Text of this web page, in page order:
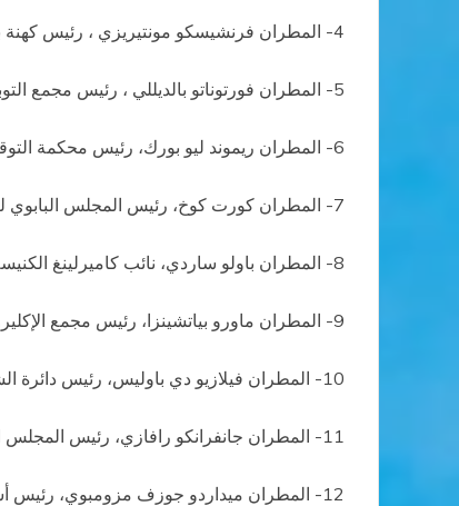
4- المطران فرنشيسكو مونتيريزي ، رئيس كهنة بازيليك القديس بولس خارج الأسوار في روما
5- المطران فورتوناتو بالديللي ، رئيس مجمع التوبة الرسولية
6- المطران ريموند ليو بورك، رئيس محكمة التوقيع الرسولية العليا
7- المطران كورت كوخ، رئيس المجلس البابوي لتعزيز وحدة المسيحيين
8- المطران باولو ساردي، نائب كاميرلينغ الكنيسة الرومانية المقدسة
9- المطران ماورو بياتشينزا، رئيس مجمع الإكليروس
10- المطران فيلازيو دي باوليس، رئيس دائرة الشؤون الاقتصادية في الكرسي الرسولي.
11- المطران جانفرانكو رافازي، رئيس المجلس البابوي للثقافة
12- المطران ميداردو جوزف مزومبوي، رئيس أساقفة لوساكا السابق في زامبيا